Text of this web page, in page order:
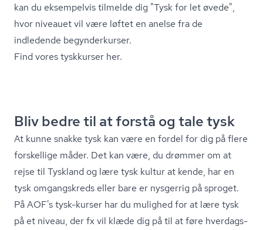
kan du eksempelvis tilmelde dig "Tysk for let øvede",
hvor niveauet vil være løftet en anelse fra de
indledende begynderkurser.
Find vores tyskkurser her.
Bliv bedre til at forstå og tale tysk
At kunne snakke tysk kan være en fordel for dig på flere
forskellige måder. Det kan være, du drømmer om at
rejse til Tyskland og lære tysk kultur at kende, har en
tysk omgangskreds eller bare er nysgerrig på sproget.
På AOF's tysk-kurser har du mulighed for at lære tysk
på et niveau, der fx vil klæde dig på til at føre hver­dags­